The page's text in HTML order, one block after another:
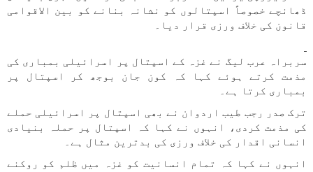
ڈھانچے خصوصاً اسپتالوں کو نشانہ بنانے کو بین الاقوامی
قانون کی خلاف ورزی قرار دیا۔
سربراہ عرب لیگ نے غزہ کے اسپتال پر اسرائیلی بمباری کی
مذمت کرتے ہوئے کہا کہ کون جان بوجھ کر اسپتال پر
بمباری کرتا ہے۔
ترک صدر رجب طیب اردوان نے بھی اسپتال پر اسرائیلی حملے
کی مذمت کردی، انہوں نے کہا کہ اسپتال پر حملہ بنیادی
انسانی اقدار کی خلاف ورزی کی بدترین مثال ہے۔
انہوں نے کہا کہ تمام انسانیت کو غزہ میں ظلم کو روکنے